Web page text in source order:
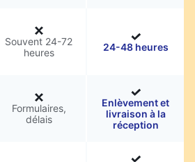
Souvent 24-72
heures
24-48 heures
Formulaires,
délais
Enlèvement et
livraison à la
réception